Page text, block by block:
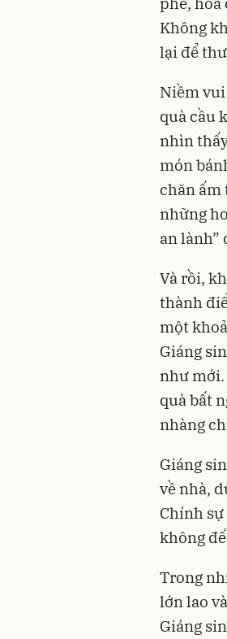
Không
lại để
Niềm
quà cầu
nhìn
món
chăn ấm
những
an lành”
Và rồi,
thành
một
Giáng
như mới.
quà bất
nhàng
Giáng
về nhà,
Chính
không
Trong
lớn lao
Giáng